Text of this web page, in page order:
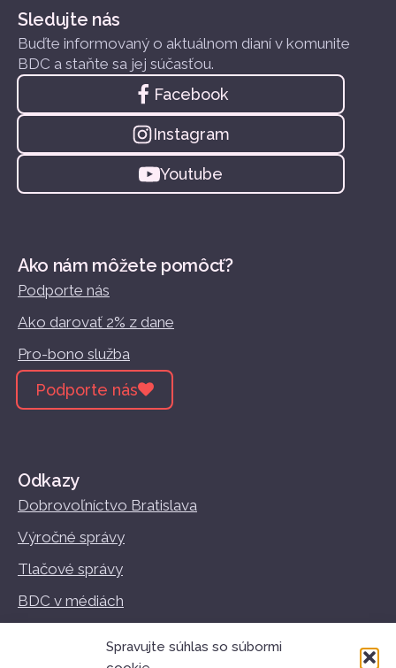
Spravujte súhlas so súbormi
Sledujte nás
Buďte informovaný o aktuálnom dianí v komunite
BDC a staňte sa jej súčasťou.
Facebook
Instagram
Youtube
Ako nám môžete pomôcť?
Podporte nás
Ako darovať 2% z dane
Pro-bono služba
Podporte nás
Odkazy
Dobrovoľníctvo Bratislava
Výročné správy
Tlačové správy
BDC v médiách